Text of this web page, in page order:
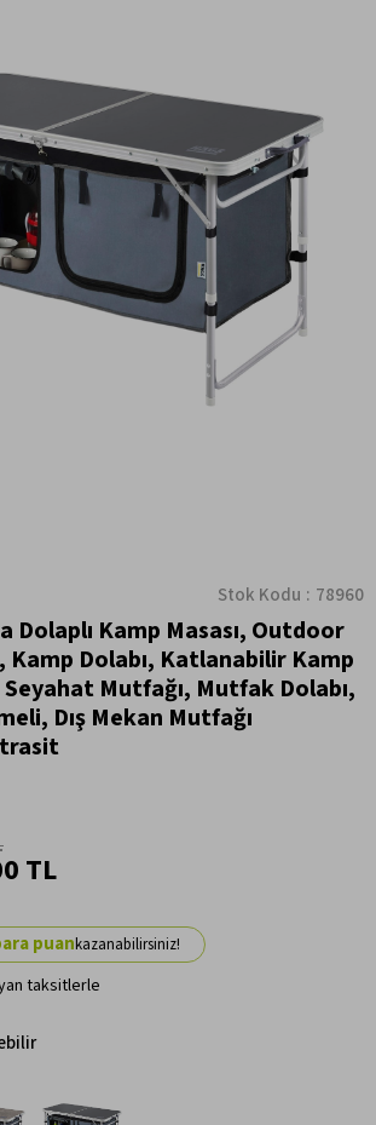
Stok Kodu 78960
Dolaplı Kamp Masası, Outdoor
Kamp Dolabı, Katlanabilir Kamp
Seyahat Mutfağı, Mutfak Dolabı,
Dış Mekan Mutfağı
TL
taksitlerle